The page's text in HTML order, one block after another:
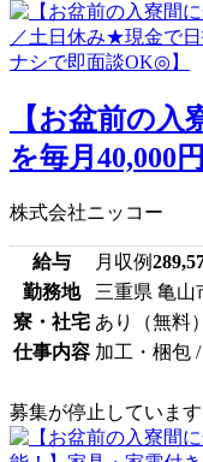
【お盆前の入
を毎月40,000
株式会社ニッコー
給与 月収例
勤務地
三重県 亀山
寮・社宅 あり（無料）
仕事内容 加工・梱包
募集が停止しています